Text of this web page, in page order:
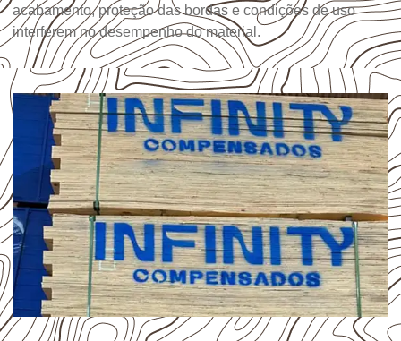
acabamento, proteção das bordas e condições de uso
interferem no desempenho do material.